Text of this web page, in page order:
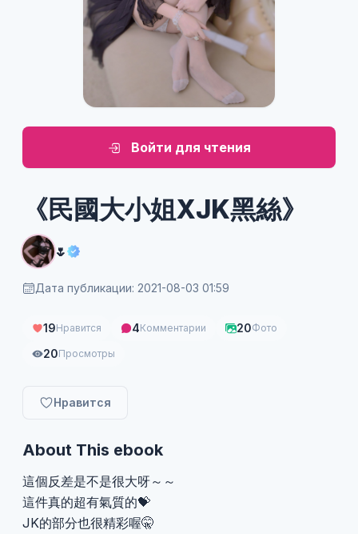
Войти для чтения
《民國大小姐XJK黑絲》
🌷
Дата публикации: 2021-08-03 01:59
19Нравится 4Комментарии 20Фото
20Просмотры
Нравится
About This ebook
這個反差是不是很大呀～～
這件真的超有氣質的💝
JK的部分也很精彩喔🤫